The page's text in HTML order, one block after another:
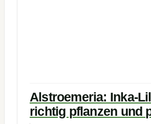
Alstroemeria: Inka-
richtig pflanzen und